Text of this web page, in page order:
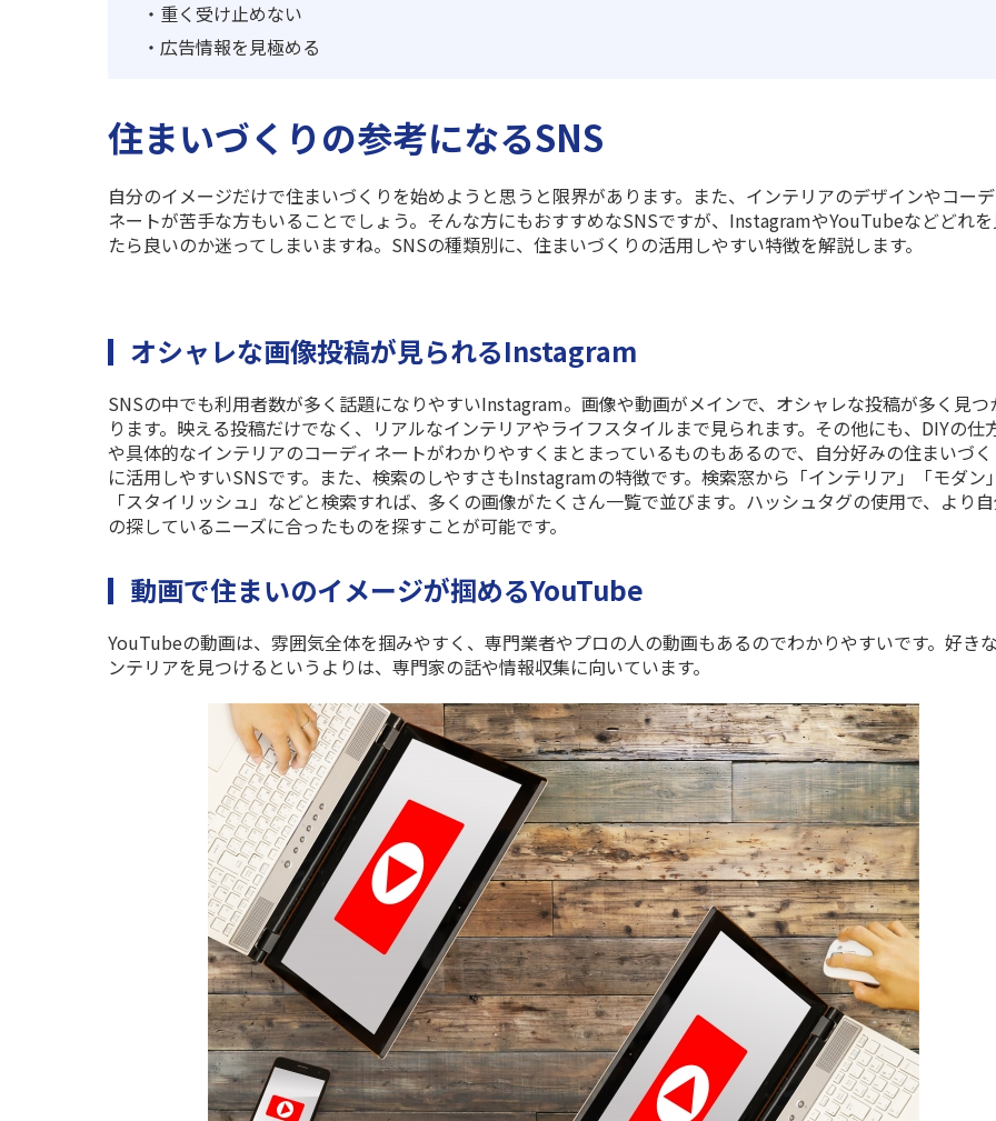
・ 重く受け止めない
・ 広告情報を見極める
住まいづくりの参考になるSNS
自分のイメージだけで住まいづくりを始めようと思うと限界があります。また、インテリアのデザインやコー
ネートが苦手な方もいることでしょう。そんな方にもおすすめなSNSですが、 InstagramやYouTubeなどどれ
たら良いのか迷ってしまいますね。 SNSの種類別に、住まいづくりの活用しやすい特徴を解説します。
オシャレな画像投稿が見られるInstagram
SNSの中でも利用者数が多く話題になりやすいInstagram。画像や動画がメインで、オシャレな投稿が多く見つ
ります。映える投稿だけでなく、リアルなインテリアやライフスタイルまで見られます。その他にも、 DIYの仕
や具体的なインテリアのコーディネートがわかりやすくまとまっているものもあるので、自分好みの住まいづ
に活用しやすいSNSです。また、検索のしやすさもInstagramの特徴です。検索窓から「インテリア」「モダン
「スタイリッシュ」などと検索すれば、多くの画像がたくさん一覧で並びます。ハッシュタグの使用で、より
の探しているニーズに合ったものを探すことが可能です。
動画で住まいのイメージが掴めるYouTube
YouTubeの動画は、雰囲気全体を掴みやすく、専門業者やプロの人の動画もあるのでわかりやすいです。好き
ンテリアを見つけるというよりは、専門家の話や情報収集に向いています。